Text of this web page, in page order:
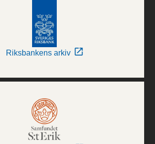
Riksbankens arkiv